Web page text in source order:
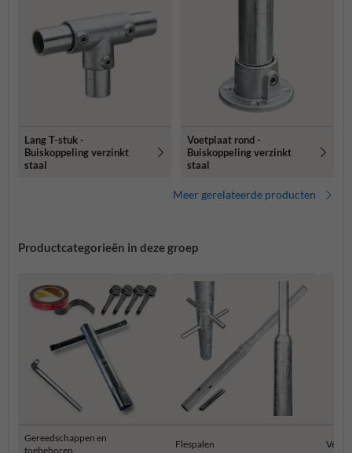
Lang T-stuk -
Buiskoppeling verzinkt
staal
Voetplaat rond -
Buiskoppeling verzinkt
staal
Meer gerelateerde producten
Productcategorieën in deze groep
Gereedschappen en
toebehoren
Flespalen